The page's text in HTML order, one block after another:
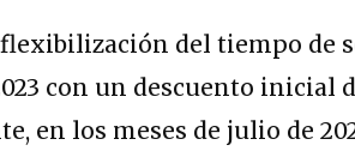
flexibilización del tiempo de
con un descuento inicial
en los meses de julio de